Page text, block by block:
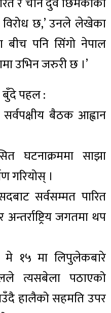
विरोध छ,’ उनले लेखेका
पनि सिंगो नेपाल
उभिन जरुरी छ ।’
बुँदे पहल :
बैठक आह्वान
घटनाक्रममा साझा
गरियोस् ।
सर्वसम्मत पारित
जगतमा थप
मे १५ मा लिपुलेकबारे
त्यसबेला पठाएको
हालैको सहमति उपर